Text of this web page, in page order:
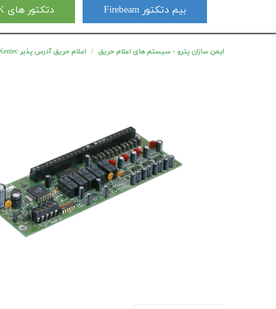
دتکتور های FFEUK بیم دتکتور Firebeam
ایمن سازان پترو - سیستم های اعلام حریق اعلام حریق آدرس پذیر Kentec